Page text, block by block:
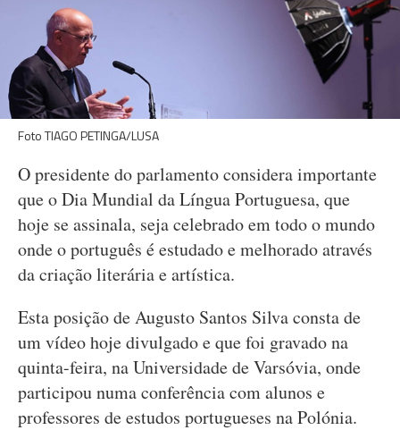
Foto TIAGO PETINGA/LUSA
O presidente do parlamento considera importante
que o Dia Mundial da Língua Portuguesa, que
hoje se assinala, seja celebrado em todo o mundo
onde o português é estudado e melhorado através
da criação literária e artística.
Esta posição de Augusto Santos Silva consta de
um vídeo hoje divulgado e que foi gravado na
quinta-feira, na Universidade de Varsóvia, onde
participou numa conferência com alunos e
professores de estudos portugueses na Polónia.